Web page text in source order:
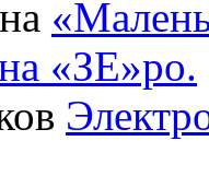
«ЗЕ»ро.